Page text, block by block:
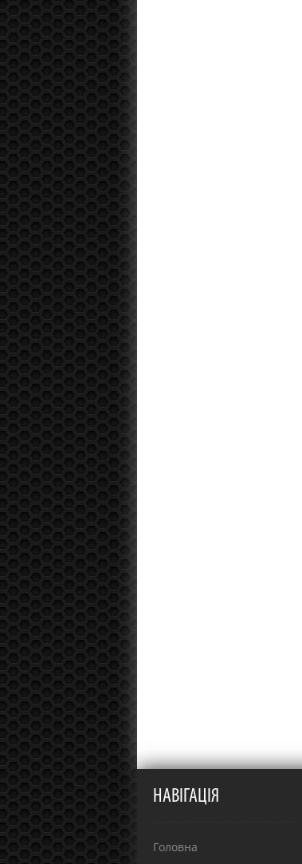
НАВІГАЦІЯ
Головна